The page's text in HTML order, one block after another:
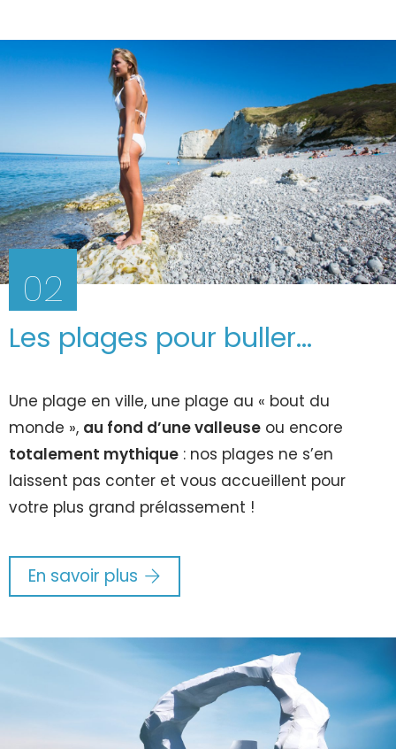
02
Les plages pour buller...
Une plage en ville, une plage au « bout du
monde », au fond d’une valleuse ou encore
totalement mythique : nos plages ne s’en
laissent pas conter et vous accueillent pour
votre plus grand prélassement !
En savoir plus